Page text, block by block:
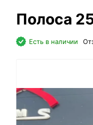
Полоса
Есть в наличии